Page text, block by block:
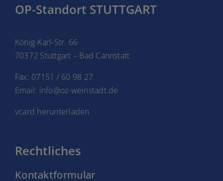
OP-Standort STUTTGART
König-Karl-Str. 66
70372 Stuttgart – Bad Cannstatt
Fax: 07151 / 60 98 27
Email: info@oz-weinstadt.de
vcard herunterladen
Rechtliches
Kontaktformular